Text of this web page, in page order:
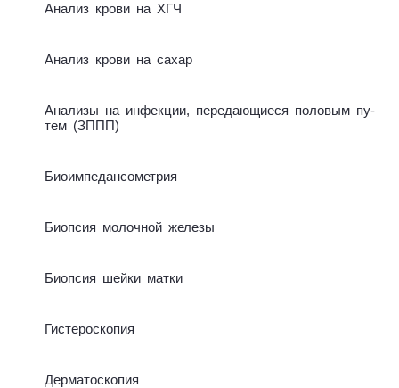
Анализ крови на ХГЧ
Анализ крови на сахар
Ана­ли­зы на ин­фек­ции, пе­ре­даю­щие­ся по­ло­вым пу­
тем (ЗППП)
Био­им­пе­дан­со­мет­рия
Биоп­сия мо­лоч­ной же­ле­зы
Биоп­сия шей­ки мат­ки
Ги­­сте­­­ро­­­ско­­­пия
Дер­ма­то­ско­пия